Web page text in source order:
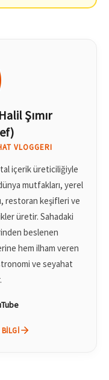
Halil Şımır
VLOGGERI
içerik üreticiliğiyle
mutfakları, yerel
restoran keşifleri ve
üretir. Sahadaki
beslenen
hem ilham veren
ve seyahat